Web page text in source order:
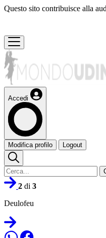
Questo sito contribuisce alla
Accedi
Modifica profilo Logout
2 di 3
Deulofeu